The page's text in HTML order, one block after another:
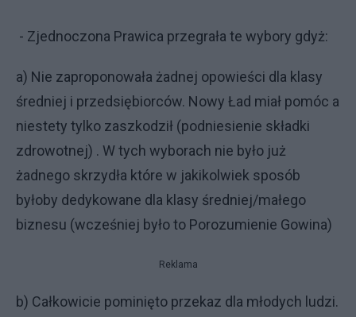
- Zjednoczona Prawica przegrała te wybory gdyż:
a) Nie zaproponowała żadnej opowieści dla klasy
średniej i przedsiębiorców. Nowy Ład miał pomóc a
niestety tylko zaszkodził (podniesienie składki
zdrowotnej) . W tych wyborach nie było już
żadnego skrzydła które w jakikolwiek sposób
byłoby dedykowane dla klasy średniej/małego
biznesu (wcześniej było to Porozumienie Gowina)
Reklama
b) Całkowicie pominięto przekaz dla młodych ludzi.